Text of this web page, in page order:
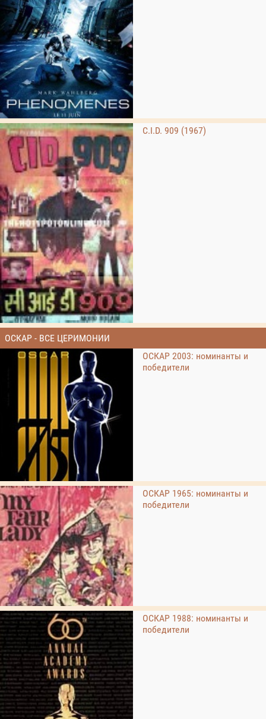
C.I.D. 909 (1967)
ОСКАР - ВСЕ ЦЕРИМОНИИ
ОСКАР 2003: номинанты и
победители
ОСКАР 1965: номинанты и
победители
ОСКАР 1988: номинанты и
победители